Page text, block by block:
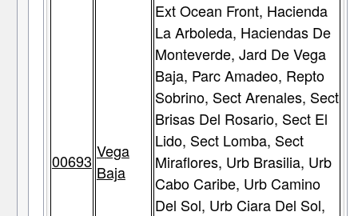
00693 Vega
Baja
Ext Ocean Front, Hacienda
La Arboleda, Haciendas De
Monteverde, Jard De Vega
Baja, Parc Amadeo, Repto
Sobrino, Sect Arenales, Sect
Brisas Del Rosario, Sect El
Lido, Sect Lomba, Sect
Miraflores, Urb Brasilia, Urb
Cabo Caribe, Urb Camino
Del Sol, Urb Ciara Del Sol,